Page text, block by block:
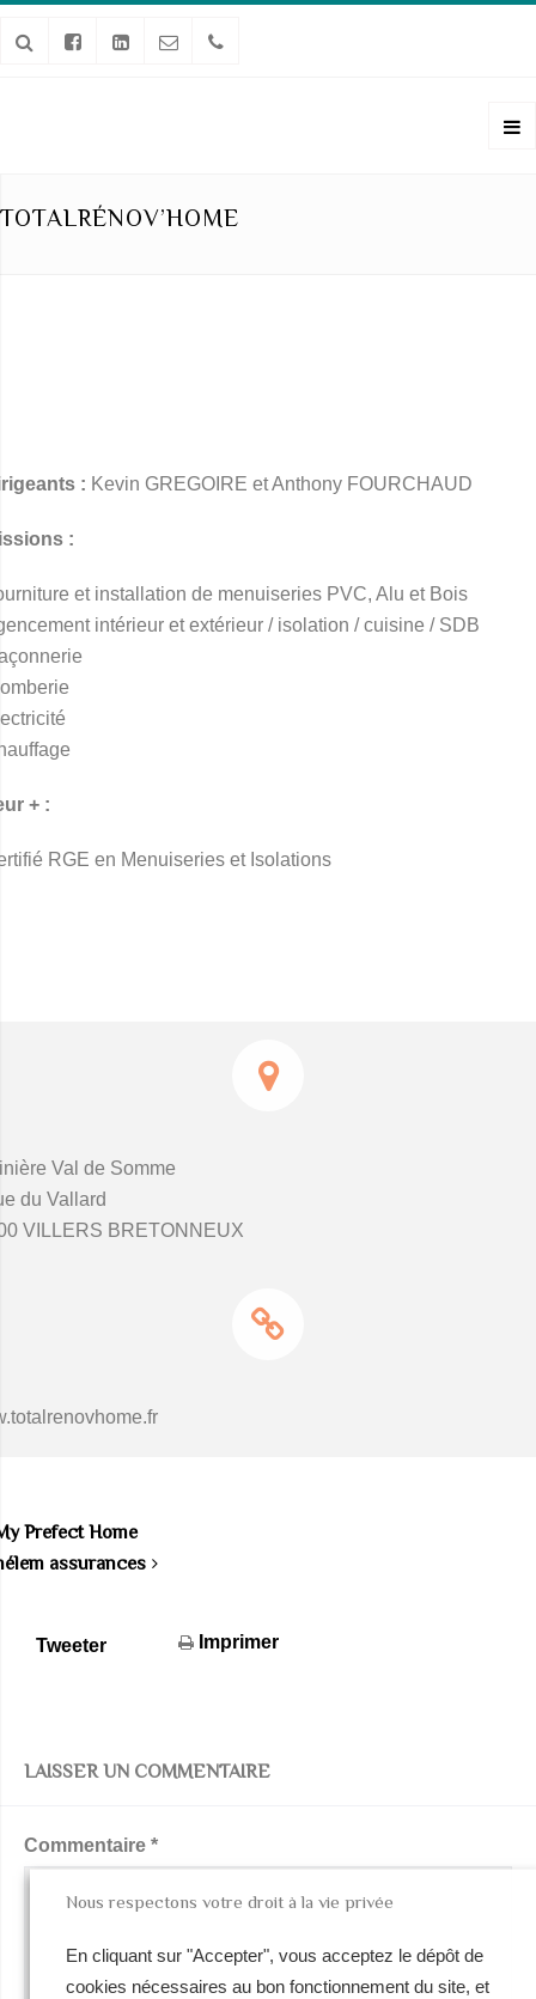
TOTALRÉNOV’HOME
: Kevin GREGOIRE et Anthony FOURCHAUD
:
et installation de menuiseries PVC, Alu et Bois
intérieur et extérieur / isolation / cuisine / SDB
+ :
RGE en Menuiseries et Isolations
Val de Somme
du Vallard
VILLERS BRETONNEUX
Prefect Home
assurances
Tweeter Imprimer
LAISSER UN COMMENTAIRE
Commentaire *
Nous respectons votre droit à la vie privée
En cliquant sur "Accepter", vous acceptez le dépôt de
cookies nécessaires au bon fonctionnement du site, et